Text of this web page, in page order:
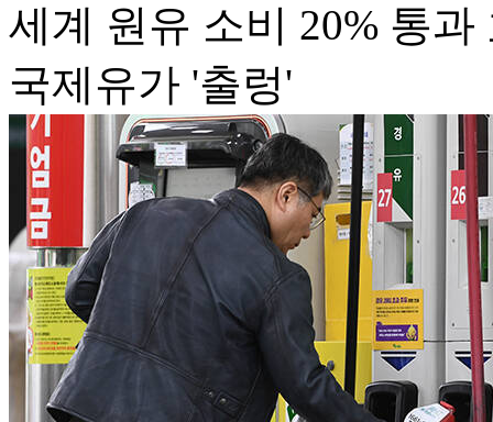
세계 원유 소비 20% 통
국제유가 '출렁'